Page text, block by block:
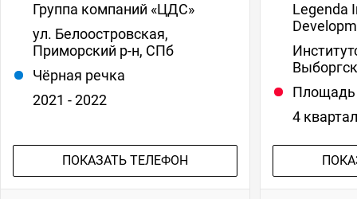
Группа компаний «ЦДС»
ул. Белоостровская,
Приморский р-н, СПб
Чёрная речка
2021 - 2022
ПОКАЗАТЬ ТЕЛЕФОН
Legenda
4